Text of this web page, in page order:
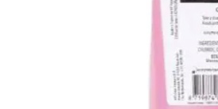
Rolemmers & Mopemmers